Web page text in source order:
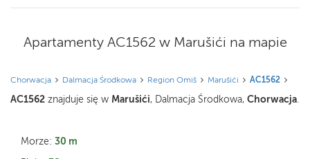
Apartamenty AC1562 w Marušići na mapie
Chorwacja Dalmacja Środkowa Region Omiš Marušići AC1562
AC1562 znajduje się w Marušići, Dalmacja Środkowa, Chorwacja
Morze: 30 m